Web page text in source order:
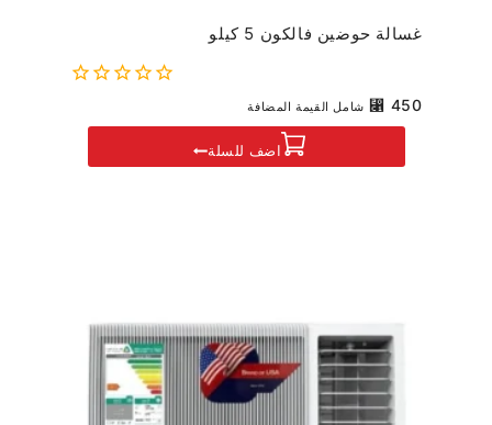
غسالة حوضين فالكون 5 كيلو
⃁ 450 شامل القيمة المضافة
اضف للسلة